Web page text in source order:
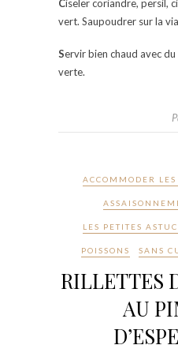
Ciseler coriandre, persil,
vert. Saupoudrer sur la
Servir bien chaud avec
verte.
ACCOMMODER LES
LES PETITES
POISSONS SANS
RILLETTES
AU